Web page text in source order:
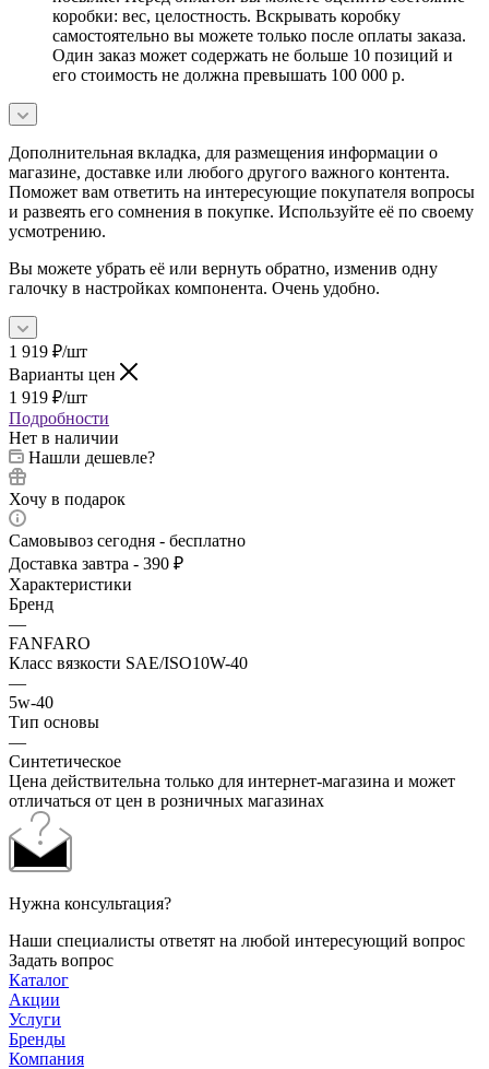
коробки: вес, целостность. Вскрывать коробку
самостоятельно вы можете только после оплаты заказа.
Один заказ может содержать не больше 10 позиций и
его стоимость не должна превышать 100 000 р.
Дополнительная вкладка, для размещения информации о
магазине, доставке или любого другого важного контента.
Поможет вам ответить на интересующие покупателя вопросы
и развеять его сомнения в покупке. Используйте её по своему
усмотрению.
Вы можете убрать её или вернуть обратно, изменив одну
галочку в настройках компонента. Очень удобно.
1 919 ₽/шт
Варианты цен
1 919 ₽/шт
Подробности
Нет в наличии
Нашли дешевле?
Хочу в подарок
Самовывоз сегодня - бесплатно
Доставка завтра - 390 ₽
Характеристики
Бренд
—
FANFARO
Класс вязкости SAE/ISO10W-40
—
5w-40
Тип основы
—
Синтетическое
Цена действительна только для интернет-магазина и может
отличаться от цен в розничных магазинах
Нужна консультация?
Наши специалисты ответят на любой интересующий вопрос
Задать вопрос
Каталог
Акции
Услуги
Бренды
Компания